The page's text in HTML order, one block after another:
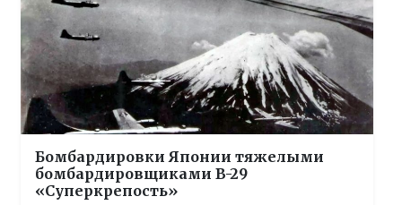
Бомбардировки Японии тяжелыми
бомбардировщиками B-29
«Суперкрепость»